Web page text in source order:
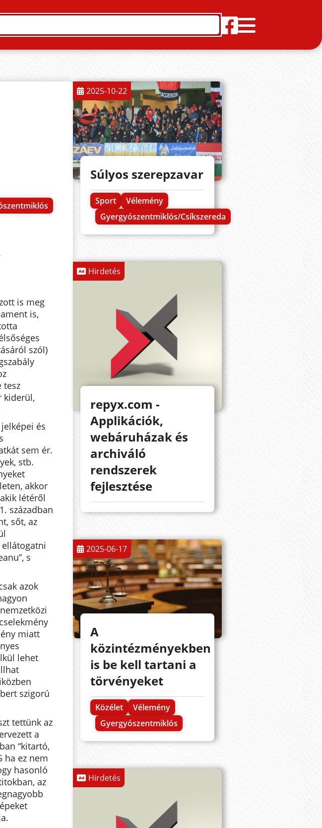
is meg
is,
szól)
tesz
kiderül,
és
sem ér.
stb.
akkor
létéről
században
sőt, az
s
azok
miatt
lehet
szigorú
tettünk az
a
“kitartó,
ha ez nem
hasonló
az
2025-10-22
Súlyos szerepzavar
Sport
Vélemény
Gyergyószentmiklós/Csíkszereda
Hirdetés
repyx.com -
Applikációk,
webáruházak és
archiváló
rendszerek
fejlesztése
2025-06-17
A
közintézményekben
is be kell tartani a
törvényeket
Közélet
Vélemény
Gyergyószentmiklós
Hirdetés